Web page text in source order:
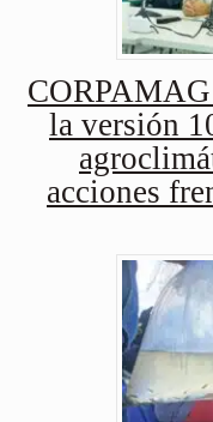
la versión
acciones